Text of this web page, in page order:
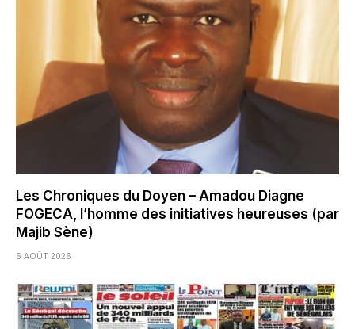
Les Chroniques du Doyen – Amadou Diagne
FOGECA, l’homme des initiatives heureuses (par
Majib Sène)
6 AOÛT 2026